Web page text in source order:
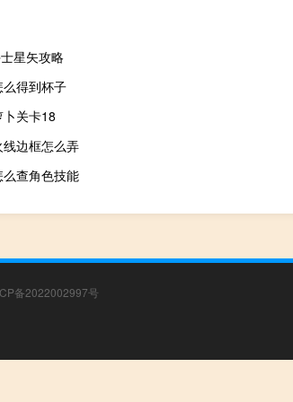
星矢攻略
么得到杯子
关卡18
线边框怎么弄
么查角色技能
备2022002997号